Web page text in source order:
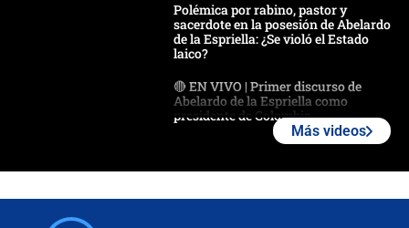
Polémica por rabino, pastor y
sacerdote en la posesión de Abelardo
de la Espriella: ¿Se violó el Estado
laico?
🔴 EN VIVO | Primer discurso de
Abelardo de la Espriella como
presidente de Colombia
Más videos